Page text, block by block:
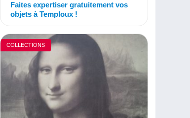
Faites expertiser gratuitement vos
objets à Temploux !
COLLECTIONS